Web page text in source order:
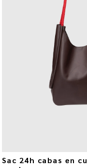
Sac 24h cabas en